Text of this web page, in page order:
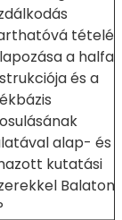
a
és a
alap- és
kutatási
Balatoni